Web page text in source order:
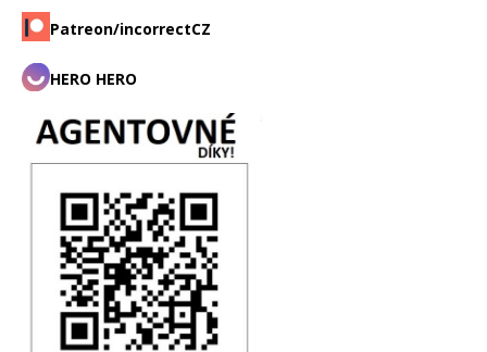
Patreon/incorrectCZ
HERO HERO